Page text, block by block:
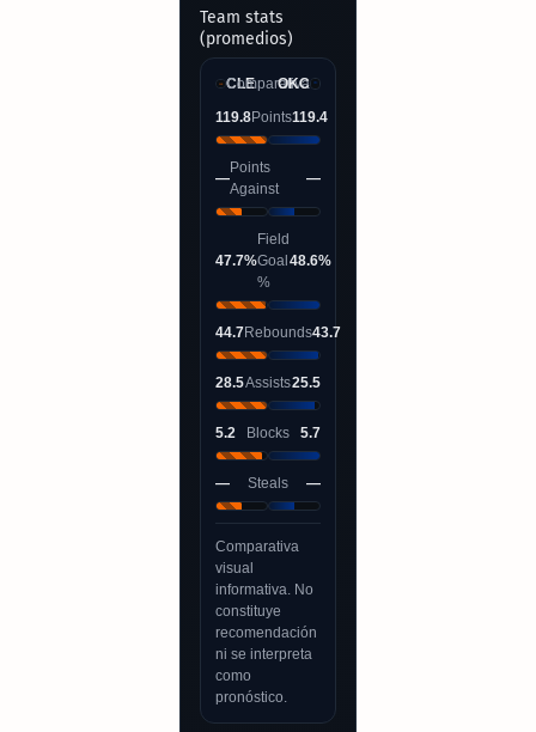
Team stats
(promedios)
CLE
Comparativa
OKC
119.8Points119.4
—
Points
Against
—
47.7%
Field
Goal
%
48.6%
44.7Rebounds43.7
28.5Assists25.5
5.2 Blocks 5.7
— Steals —
Comparativa
visual
informativa. No
constituye
recomendación
ni se interpreta
como
pronóstico.